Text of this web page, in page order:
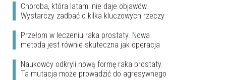
Choroba, która latami nie daje objawów.
Wystarczy zadbać o kilka kluczowych rzeczy
Przełom w leczeniu raka prostaty. Nowa
metoda jest równie skuteczna jak operacja
Naukowcy odkryli nową formę raka prostaty.
Ta mutacja może prowadzić do agresywnego